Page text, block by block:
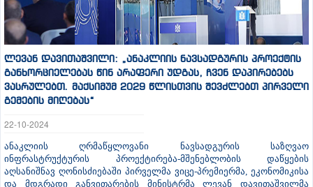
ლევან დავითაშვილი: „ანაკლიის ნავსადგურის პროექტის
განხორციელებას წინ არაფერი უდგას, ჩვენ დაპირებებს
ვასრულებთ. მაქსიმუმ 2029 წლისთვის შევძლებთ პირველი